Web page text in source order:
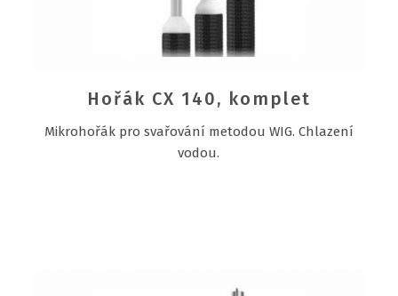
Hořák CX 140, komplet
Mikrohořák pro svařování metodou WIG. Chlazení
vodou.